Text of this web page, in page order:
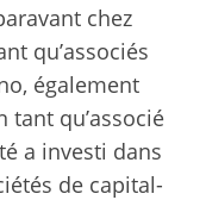
chez
qu’associés
également
tant qu’associé
a investi dans
de capital-